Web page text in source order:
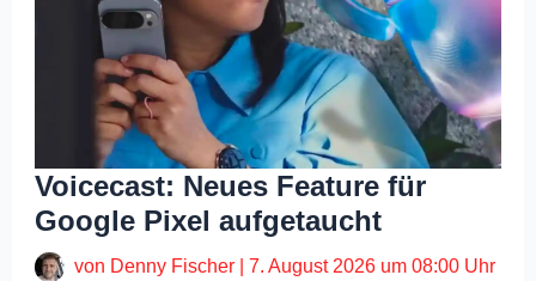
Voicecast: Neues Feature für
Google Pixel aufgetaucht
von Denny Fischer |7. August 2026 um 08:00 Uhr